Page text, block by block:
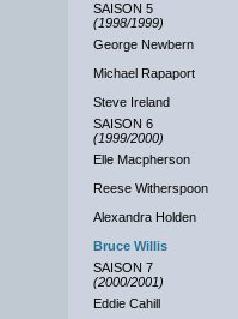
SAISON 5
(1998/1999)
George Newbern
Michael Rapaport
Steve Ireland
SAISON 6
(1999/2000)
Elle Macpherson
Reese Witherspoon
Alexandra Holden
Bruce Willis
SAISON 7
(2000/2001)
Eddie Cahill